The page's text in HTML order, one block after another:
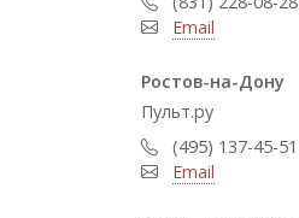
Email
Ростов-на-Дону
Пульт.ру
(495) 137-45-51
Email